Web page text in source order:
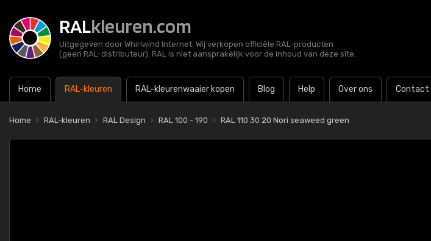
RALkleuren.com
Uitgegeven door Whirlwind Internet. Wij verkopen officiële RAL-producten
(geen RAL-distributeur). RAL is niet aansprakelijk voor de inhoud van deze site.
Home RAL-kleuren RAL-kleurenwaaier kopen Blog Help Over ons Contact
Home RAL-kleuren RAL Design RAL 100 - 190 RAL 110 30 20 Nori seaweed green